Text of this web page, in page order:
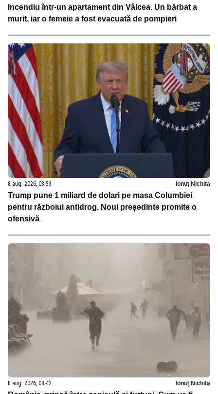
Incendiu într-un apartament din Vâlcea. Un bărbat a
murit, iar o femeie a fost evacuată de pompieri
8 aug. 2026, 08:53 Ionuț Nichita
Trump pune 1 miliard de dolari pe masa Columbiei
pentru războiul antidrog. Noul președinte promite o
ofensivă
8 aug. 2026, 08:42 Ionuț Nichita